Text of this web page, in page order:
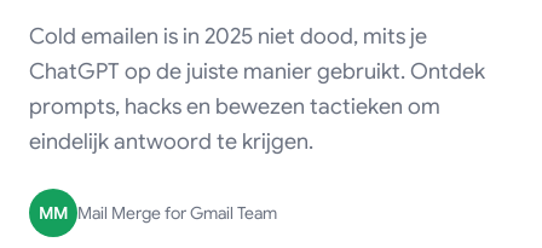
Cold emailen is in 2025 niet dood, mits je
ChatGPT op de juiste manier gebruikt. Ontdek
prompts, hacks en bewezen tactieken om
eindelijk antwoord te krijgen.
MM Mail Merge for Gmail Team